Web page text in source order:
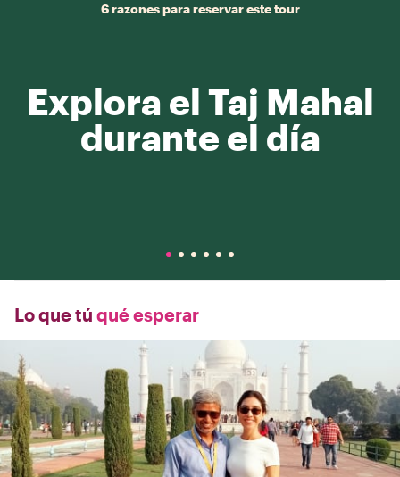
6 razones para reservar este tour
Explora el Taj Mahal
durante el día
Lo que tú qué esperar